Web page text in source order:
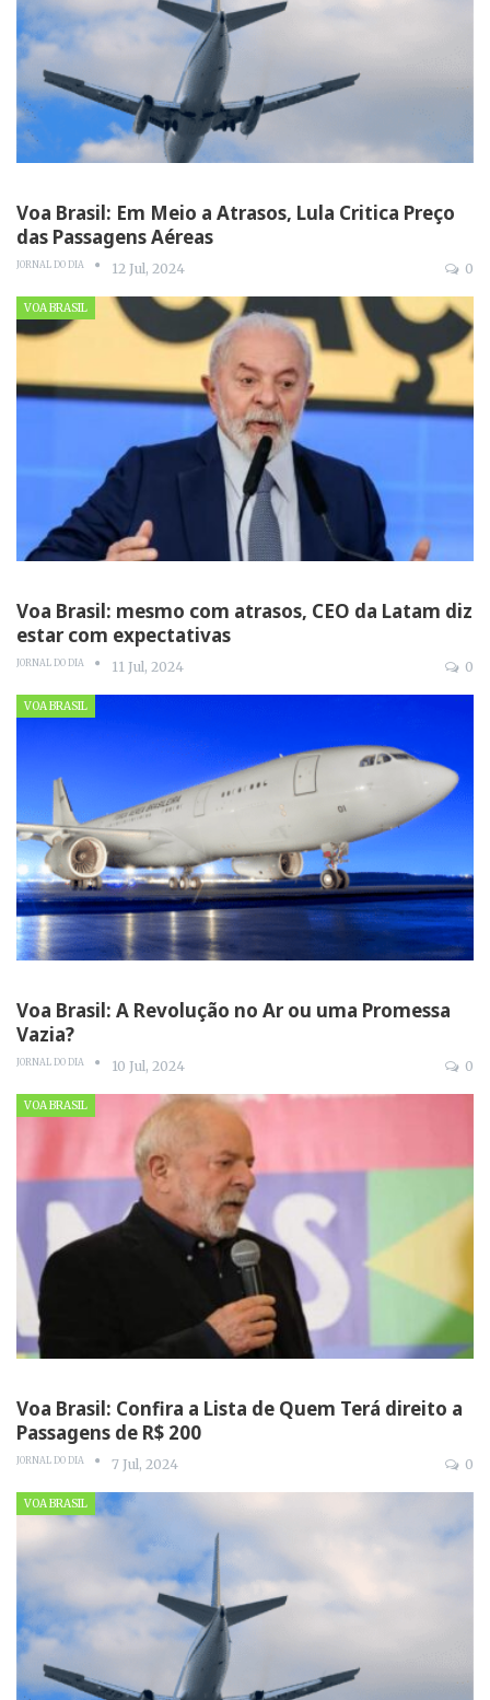
Voa Brasil: Em Meio a Atrasos, Lula Critica Preço
das Passagens Aéreas
JORNAL DO DIA 12 Jul, 2024 0
VOA BRASIL
Voa Brasil: mesmo com atrasos, CEO da Latam diz
estar com expectativas
JORNAL DO DIA 11 Jul, 2024 0
VOA BRASIL
Voa Brasil: A Revolução no Ar ou uma Promessa
Vazia?
JORNAL DO DIA 10 Jul, 2024 0
VOA BRASIL
Voa Brasil: Confira a Lista de Quem Terá direito a
Passagens de R$ 200
JORNAL DO DIA 7 Jul, 2024 0
VOA BRASIL